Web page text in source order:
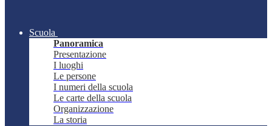
Scuola
Panoramica
Presentazione
I luoghi
Le persone
I numeri della scuola
Le carte della scuola
Organizzazione
La storia